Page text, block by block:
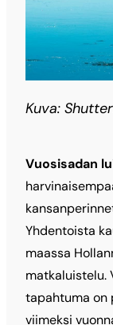
Kuva:
Vuosisadan
Yhdentoista
maassa
matkaluistelu.
tapahtuma on
viimeksi